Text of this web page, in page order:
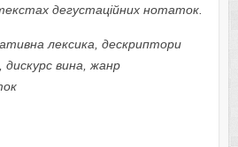
дегустаційних нотаток.
лексика, дескриптори
дискурс вина, жанр